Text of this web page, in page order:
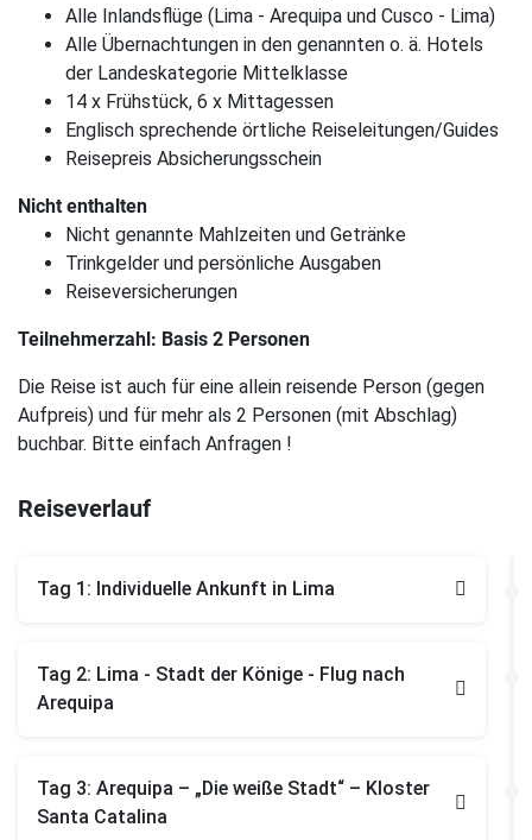
Alle Inlandsflüge (Lima - Arequipa und Cusco - Lima)
Alle Übernachtungen in den genannten o. ä. Hotels
der Landeskategorie Mittelklasse
14 x Frühstück, 6 x Mittagessen
Englisch sprechende örtliche Reiseleitungen/Guides
Reisepreis Absicherungsschein
Nicht enthalten
Nicht genannte Mahlzeiten und Getränke
Trinkgelder und persönliche Ausgaben
Reiseversicherungen
Teilnehmerzahl: Basis 2 Personen
Die Reise ist auch für eine allein reisende Person (gegen
Aufpreis) und für mehr als 2 Personen (mit Abschlag)
buchbar. Bitte einfach Anfragen !
Reiseverlauf
Tag 1: Individuelle Ankunft in Lima
Tag 2: Lima - Stadt der Könige - Flug nach
Arequipa
Tag 3: Arequipa – „Die weiße Stadt“ – Kloster
Santa Catalina